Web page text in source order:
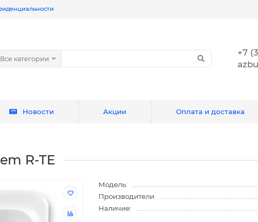
Все категории
+7
Новости Акции Оплата и доставка
R-TE
Модель:
Производители
Наличие: